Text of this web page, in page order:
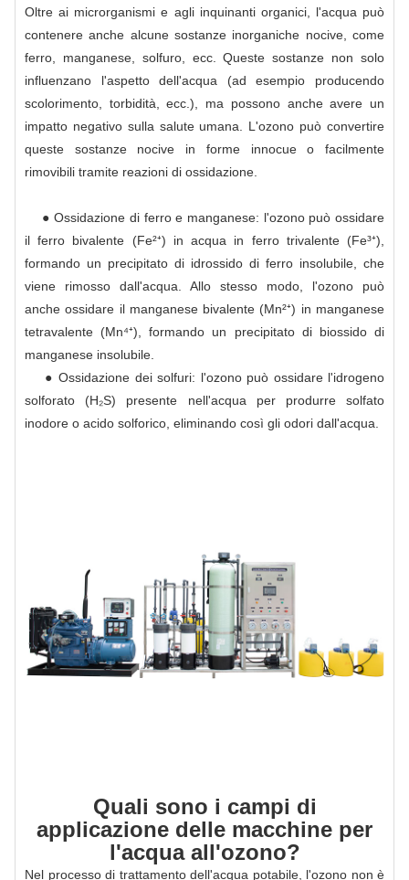
Oltre ai microrganismi e agli inquinanti organici, l'acqua può
contenere anche alcune sostanze inorganiche nocive, come
ferro, manganese, solfuro, ecc. Queste sostanze non solo
influenzano l'aspetto dell'acqua (ad esempio producendo
scolorimento, torbidità, ecc.), ma possono anche avere un
impatto negativo sulla salute umana. L'ozono può convertire
queste sostanze nocive in forme innocue o facilmente
rimovibili tramite reazioni di ossidazione.
● Ossidazione di ferro e manganese: l'ozono può ossidare
il ferro bivalente (Fe²⁺) in acqua in ferro trivalente (Fe³⁺),
formando un precipitato di idrossido di ferro insolubile, che
viene rimosso dall'acqua. Allo stesso modo, l'ozono può
anche ossidare il manganese bivalente (Mn²⁺) in manganese
tetravalente (Mn⁴⁺), formando un precipitato di biossido di
manganese insolubile.
● Ossidazione dei solfuri: l'ozono può ossidare l'idrogeno
solforato (H₂S) presente nell'acqua per produrre solfato
inodore o acido solforico, eliminando così gli odori dall'acqua.
Quali sono i campi di
applicazione delle macchine per
l'acqua all'ozono?
Nel processo di trattamento dell'acqua potabile, l'ozono non è